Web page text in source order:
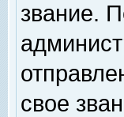
звание.
свое